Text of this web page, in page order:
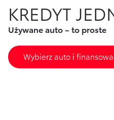
Ubezpieczenia
Finansowanie Floty
Konta firmowe
Oszczędzanie
Poznaj Portal Klienta
Zawarcie umowy online
Tabela opłat i prowizji
KREDYT
Używane auto – to proste
Wybierz auto i